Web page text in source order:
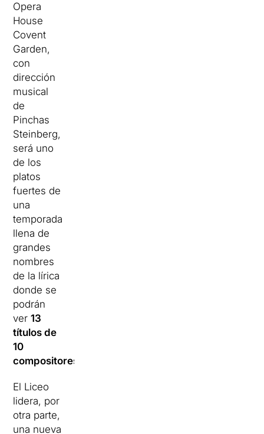
Opera
House
Covent
Garden,
con
dirección
musical
de
Pinchas
Steinberg,
será uno
de los
platos
fuertes de
una
temporada
llena de
grandes
nombres
de la lírica
donde se
podrán
ver13
títulos de
10
compositores.
El Liceo
lidera, por
otra parte,
una nueva